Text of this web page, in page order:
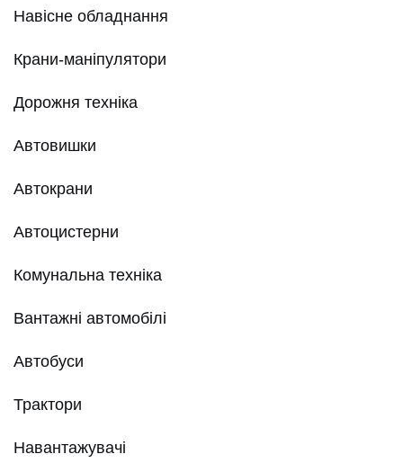
Навісне обладнання
Крани-маніпулятори
Дорожня техніка
Автовишки
Автокрани
Автоцистерни
Комунальна техніка
Вантажні автомобілі
Автобуси
Трактори
Навантажувачі